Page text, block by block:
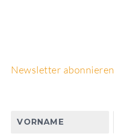
Newsletter abonnieren